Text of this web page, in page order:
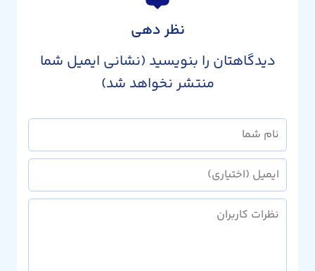
نظر دهی
دیدگاهتان را بنویسید (نشانی ایمیل شما
منتشر نخواهد شد)